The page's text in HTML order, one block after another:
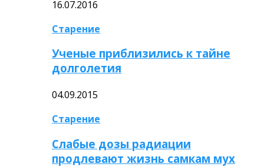
16.07.2016
Старение
Ученые приблизились к тайне
долголетия
04.09.2015
Старение
Слабые дозы радиации
продлевают жизнь самкам мух